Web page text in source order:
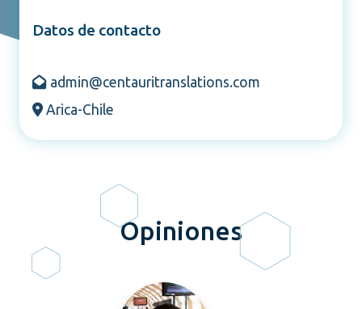
Datos de contacto
admin@centauritranslations.com
Arica-Chile
Opiniones